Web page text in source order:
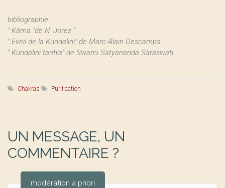
bibliographie :
" Kâma "de N. Jorez "
" Eveil de la Kundalini" de Marc-Alain Descamps.
" Kundalini tantra" de Swami Satyananda Saraswati
Chakras Purification
UN MESSAGE, UN
COMMENTAIRE ?
modération a priori